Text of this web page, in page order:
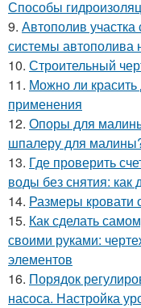
Способы
9. Автополив
системы автополива
10. Строительный
11. Можно ли
применения
12. Опоры для
шпалеру для
13. Где проверить
воды без снятия: как
14. Размеры кровати
15. Как сделать
своими руками:
элементов
16. Порядок
насоса. Настройка